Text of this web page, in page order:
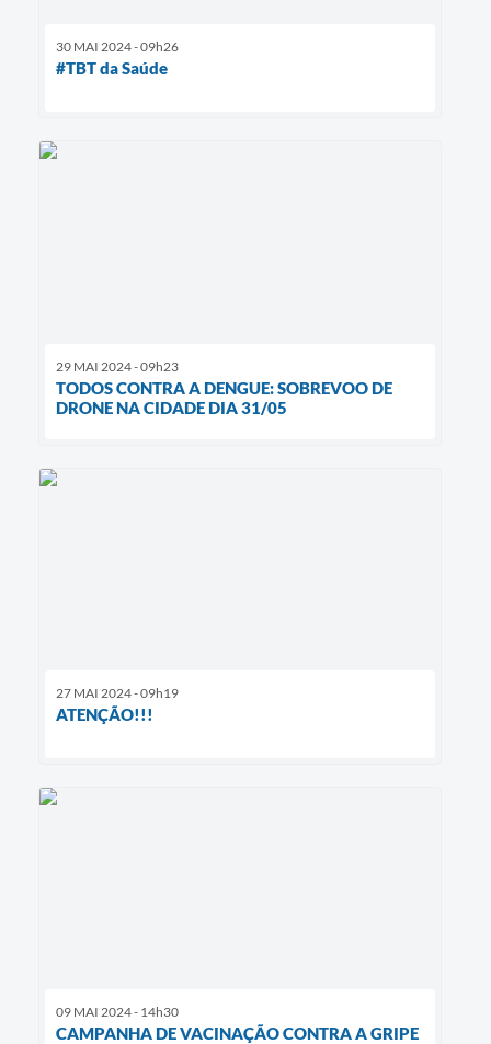
30 MAI 2024 - 09h26
#TBT da Saúde
29 MAI 2024 - 09h23
TODOS CONTRA A DENGUE: SOBREVOO DE
DRONE NA CIDADE DIA 31/05
27 MAI 2024 - 09h19
ATENÇÃO!!!
09 MAI 2024 - 14h30
CAMPANHA DE VACINAÇÃO CONTRA A GRIPE